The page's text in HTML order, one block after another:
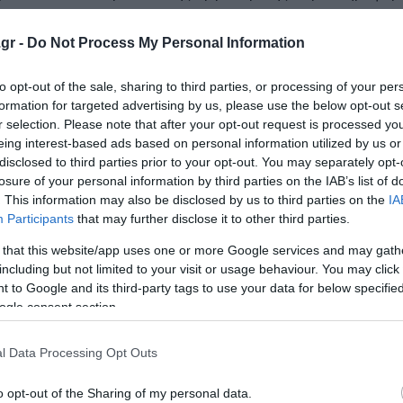
- Do Not Process My Personal Information
opt-out of the sale, sharing to third parties, or processing of your
for targeted advertising by us, please use the below opt-out
selection. Please note that after your opt-out request is processed
interest-based ads based on personal information utilized by us
to third parties prior to your opt-out. You may separately
of your personal information by third parties on the IAB’s list of
This information may also be disclosed by us to third parties on the
Participants that may further disclose it to other third parties.
that this website/app uses one or more Google services and may
but not limited to your visit or usage behaviour. You may
to Google and its third-party tags to use your data for below
consent section.
Data Processing Opt Outs
opt-out of the Sharing of my personal data.
να ομιλούν σε αλαλάζοντα κύμβαλα και σε
αποφασίζουν. Αν παρακολουθήσει κανείς την ιστορία
του ζόφου και του νέου ολοκληρωτισμού,
και στο διεθνή διασυρμό. Θα διαπιστώσουν πως μια
από γελοίους παλιάτσους της πενταροδεκάρας.
Όμως, η αντίσταση στο λαϊκισμό και τη
νίκη της δημοκρατίας και της
στο «Κόμμα των Ιδιοκτητών», ενόψει Εκλογών!
τιμωρία ή αποτελεσματικό ιατρονομικό εργαλείο;